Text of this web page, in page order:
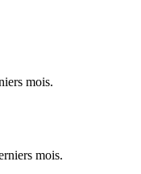
mois.
mois.